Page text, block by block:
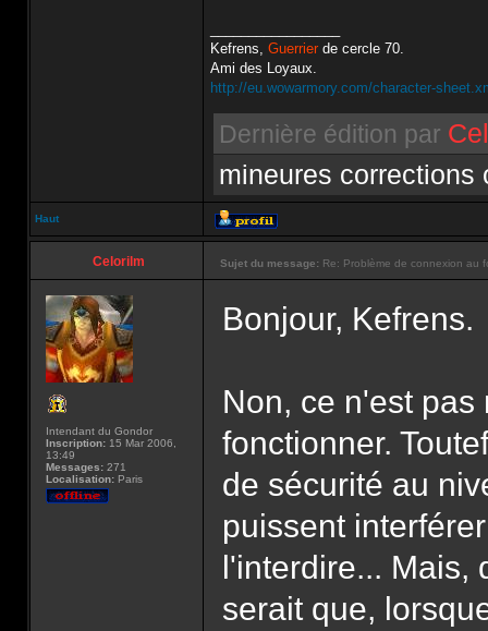
Kefrens, Guerrier de cercle 70.
Ami des Loyaux.
http://eu.wowarmory.com/character-
Dernière édition par
mineures corrections
Haut
Celorilm Sujet du message: Re: Problème de connexion au
Intendant du Gondor
Inscription: 15 Mar 2006,
13:49
Messages: 271
Localisation: Paris
Bonjour, Kefrens.
Non, ce n'est
fonctionner.
de sécurité au
puissent
l'interdire... Mais,
serait que,